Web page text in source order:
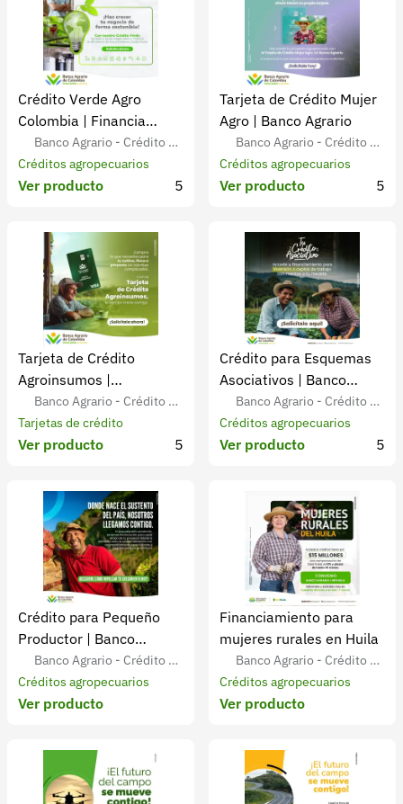
Crédito Verde Agro
Colombia | Financia
proyectos sostenibles
Banco Agrario - Crédito Ag
ropecuario para Agricultores
Colombianos
Créditos agropecuarios
Ver producto 5
Tarjeta de Crédito Mujer
Agro | Banco Agrario
Banco Agrario - Crédito Ag
ropecuario para Agricultores
Colombianos
Créditos agropecuarios
Ver producto 5
Tarjeta de Crédito
Agroinsumos |
Financiamiento
Especializado
Banco Agrario - Crédito Ag
ropecuario para Agricultores
Colombianos
Tarjetas de crédito
Ver producto 5
Crédito para Esquemas
Asociativos | Banco
Agrario
Banco Agrario - Crédito Ag
ropecuario para Agricultores
Colombianos
Créditos agropecuarios
Ver producto 5
Crédito para Pequeño
Productor | Banco
Agrario Colombia
Banco Agrario - Crédito Ag
ropecuario para Agricultores
Colombianos
Créditos agropecuarios
Ver producto
Financiamiento para
mujeres rurales en Huila
Banco Agrario - Crédito Ag
ropecuario para Agricultores
Colombianos
Créditos agropecuarios
Ver producto